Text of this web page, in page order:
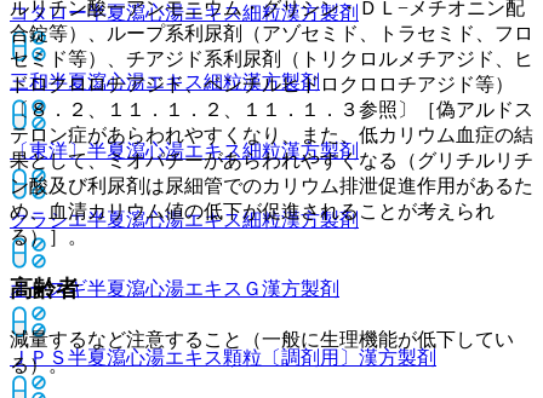
コタロー半夏瀉心湯エキス細粒漢方製剤
三和半夏瀉心湯エキス細粒漢方製剤
〔東洋〕半夏瀉心湯エキス細粒漢方製剤
クラシエ半夏瀉心湯エキス細粒漢方製剤
オースギ半夏瀉心湯エキスＧ漢方製剤
ＪＰＳ半夏瀉心湯エキス顆粒〔調剤用〕 漢方製剤
ルリチン酸一アンモニウム・グリシン・ＤＬ−メチオニン配
合錠等）、ループ系利尿剤（アゾセミド、トラセミド、フロ
セミド等）、チアジド系利尿剤（トリクロルメチアジド、ヒ
ドロクロロチアジド、ベンチルヒドロクロロチアジド等）
〔８．２、１１．１．２、１１．１．３参照〕［偽アルドス
テロン症があらわれやすくなり、また、低カリウム血症の結
果として、ミオパチーがあらわれやすくなる（グリチルリチ
ン酸及び利尿剤は尿細管でのカリウム排泄促進作用があるた
め、血清カリウム値の低下が促進されることが考えられ
る）］。
高齢者
減量するなど注意すること（一般に生理機能が低下してい
る）。